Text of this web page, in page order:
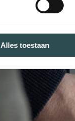
Alles toestaan